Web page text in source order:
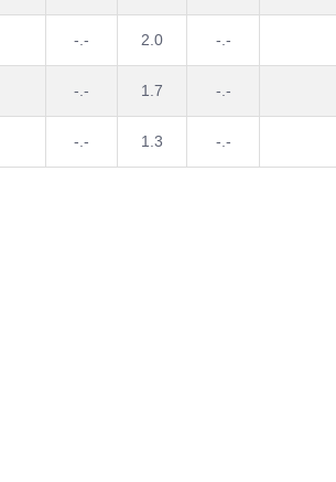
-.- 2.0 -.-
-.- 1.7 -.-
-.- 1.3 -.-